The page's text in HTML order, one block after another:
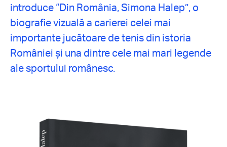
introduce “Din România, Simona Halep”, o
biografie vizuală a carierei celei mai
importante jucătoare de tenis din istoria
României și una dintre cele mai mari legende
ale sportului românesc.